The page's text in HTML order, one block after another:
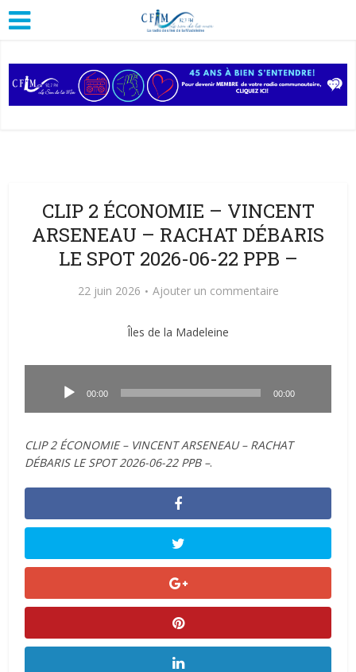
CLIP 2 ÉCONOMIE – VINCENT
ARSENEAU – RACHAT DÉBARIS
LE SPOT 2026-06-22 PPB –
22 juin 2026 Ajouter un commentaire
Îles de la Madeleine
00:00 00:00
CLIP 2 ÉCONOMIE – VINCENT ARSENEAU – RACHAT
DÉBARIS LE SPOT 2026-06-22 PPB –.